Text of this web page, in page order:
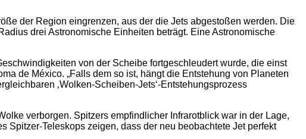
der Region eingrenzen, aus der die Jets abgestoßen werden. Die
drei Astronomische Einheiten beträgt. Eine Astronomische
von der Scheibe fortgeschleudert wurde, die einst
de México. „Falls dem so ist, hängt die Entstehung von Planeten
‚Wolken-Scheiben-Jets‘-Entstehungsprozess
verborgen. Spitzers empfindlicher Infrarotblick war in der Lage,
Teleskops zeigen, dass der neu beobachtete Jet perfekt